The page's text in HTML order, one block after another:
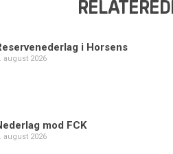
i Horsens
august 2026
mod FCK
august 2026